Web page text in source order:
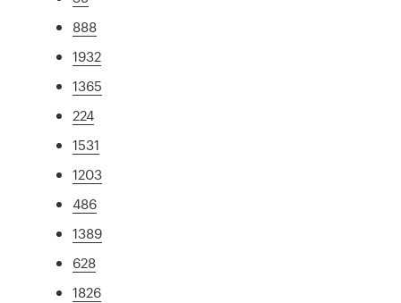
888
1932
1365
224
1531
1203
486
1389
628
1826